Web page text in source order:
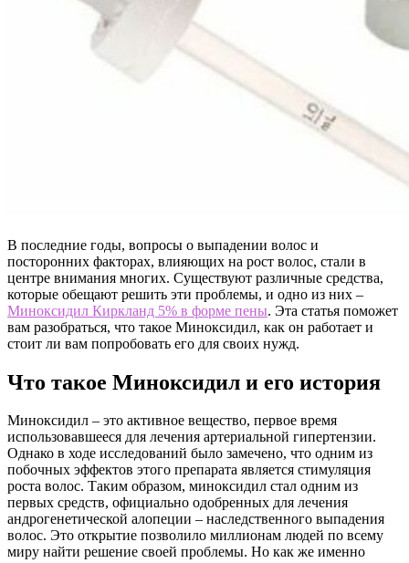
В последние годы, вопросы о выпадении волос и
посторонних факторах, влияющих на рост волос, стали в
центре внимания многих. Существуют различные средства,
которые обещают решить эти проблемы, и одно из них –
Миноксидил Киркланд 5% в форме пены. Эта статья поможет
вам разобраться, что такое Миноксидил, как он работает и
стоит ли вам попробовать его для своих нужд.
Что такое Миноксидил и его история
Миноксидил – это активное вещество, первое время
использовавшееся для лечения артериальной гипертензии.
Однако в ходе исследований было замечено, что одним из
побочных эффектов этого препарата является стимуляция
роста волос. Таким образом, миноксидил стал одним из
первых средств, официально одобренных для лечения
андрогенетической алопеции – наследственного выпадения
волос. Это открытие позволило миллионам людей по всему
миру найти решение своей проблемы. Но как же именно